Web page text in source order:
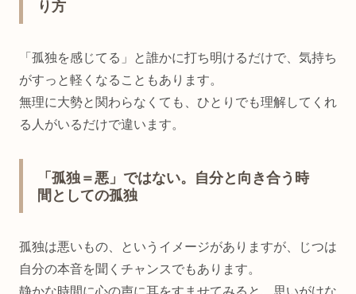
り方
「孤独を感じてる」と誰かに打ち明けるだけで、気持ち
がすっと軽くなることもあります。
無理に大勢と関わらなくても、ひとりでも理解してくれ
る人がいるだけで違います。
「孤独＝悪」ではない。自分と向き合う時
間としての孤独
孤独は悪いもの、というイメージがありますが、じつは
自分の本音を聞くチャンスでもあります。
静かな時間に心の声に耳をすませてみると、思いがけな